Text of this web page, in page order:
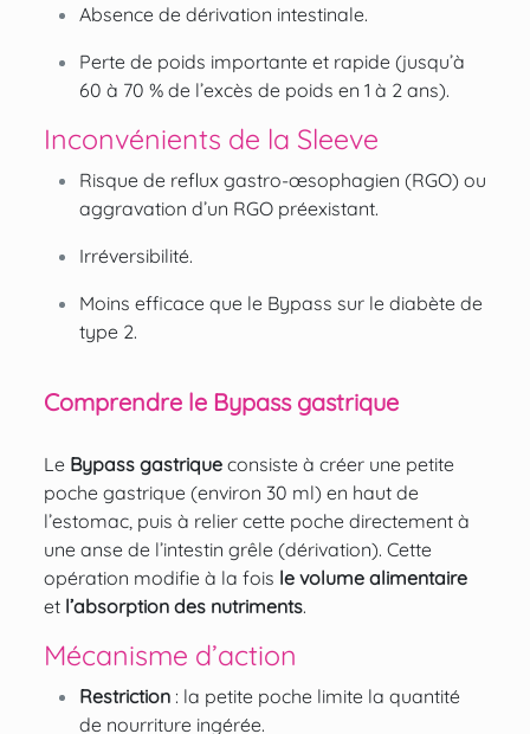
Absence de dérivation intestinale.
Perte de poids importante et rapide (jusqu’à
60 à 70 % de l’excès de poids en 1 à 2 ans).
Inconvénients de la Sleeve
Risque de reflux gastro-œsophagien (RGO) ou
aggravation d’un RGO préexistant.
Irréversibilité.
Moins efficace que le Bypass sur le diabète de
type 2.
Comprendre le Bypass gastrique
Le Bypass gastriqueconsiste à créer une petite
poche gastrique (environ 30 ml) en haut de
l’estomac, puis à relier cette poche directement à
une anse de l’intestin grêle (dérivation). Cette
opération modifie à la fois le volume alimentaire
et l’absorption des nutriments.
Mécanisme d’action
Restriction: la petite poche limite la quantité
de nourriture ingérée.